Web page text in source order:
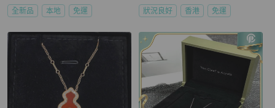
全新品 本地 免運 狀況良好 香港 免運